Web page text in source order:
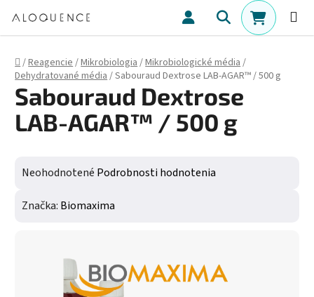
Hľadať
Domov
/Reagencie/Mikrobiologia/Mikrobiologické média/
Dehydratované média/Sabouraud Dextrose LAB-AGAR™ / 500 g
Sabouraud Dextrose
LAB-AGAR™ / 500 g
Priemerné hodnotenie produktu je 0,0 z 5 hviezdičiek.
Neohodnotené Podrobnosti hodnotenia
Značka: Biomaxima